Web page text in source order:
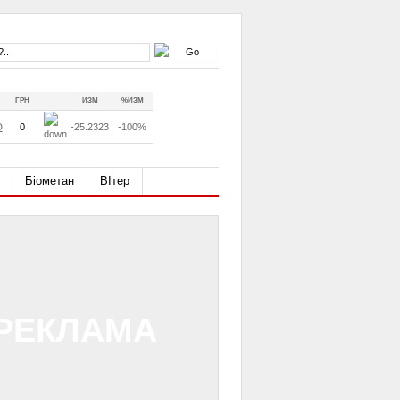
ГРН ИЗМ %ИЗМ
0 -25.2323 -100%
Біометан ВІтер